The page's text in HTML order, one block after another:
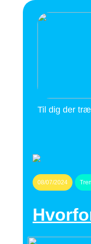
Til dig der
08/07/2024